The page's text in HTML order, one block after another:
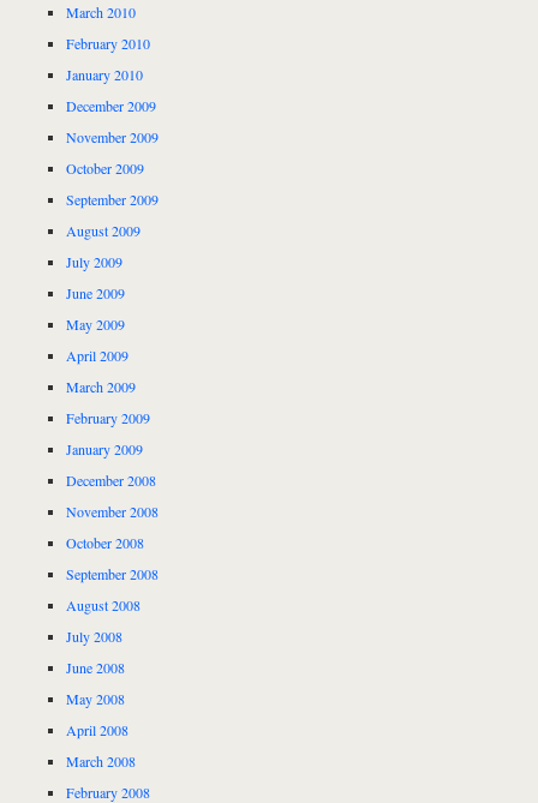
March 2010
February 2010
January 2010
December 2009
November 2009
October 2009
September 2009
August 2009
July 2009
June 2009
May 2009
April 2009
March 2009
February 2009
January 2009
December 2008
November 2008
October 2008
September 2008
August 2008
July 2008
June 2008
May 2008
April 2008
March 2008
February 2008